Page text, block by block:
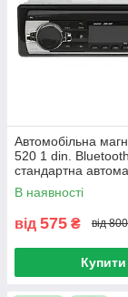
Автомобільна
520 1 din. Bluetooth
стандартна
4х60 Вт із пультом
В наявності
від 575 ₴ від
Купити